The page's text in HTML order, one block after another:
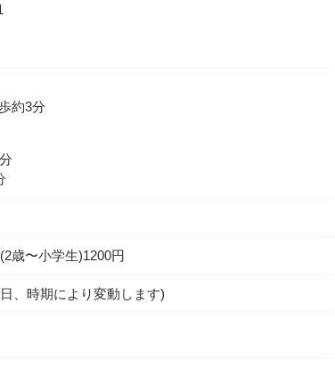
約3分
歳〜小学生)1200円
、時期により変動します)